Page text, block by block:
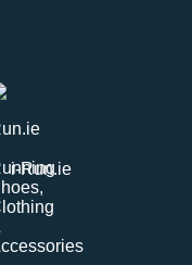
i-Run.ie